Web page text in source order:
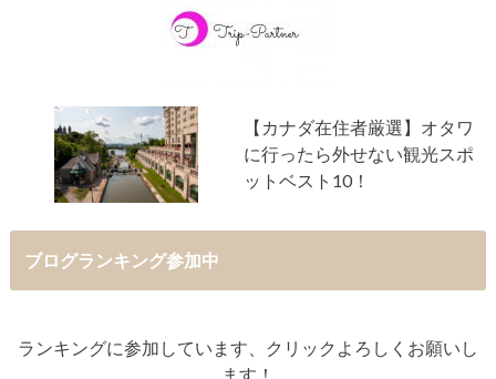
【カナダ在住者厳選】オタワ
に行ったら外せない観光スポ
ットベスト10！
ブログランキング参加中
ランキングに参加しています、クリックよろしくお願いし
ます！